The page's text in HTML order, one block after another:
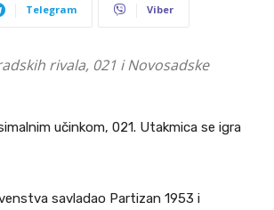
Telegram Viber
rivala, 021 i Novosadske
učinkom, 021. Utakmica se igra
savladao Partizan 1953 i